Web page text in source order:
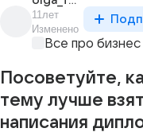
11лет
Изменено
Все про бизнес
Посоветуйте,
тему лучше
написания